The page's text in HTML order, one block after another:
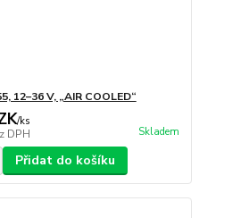
12–36 V, „AIR COOLED“
/ks
DPH Skladem
Přidat do košíku